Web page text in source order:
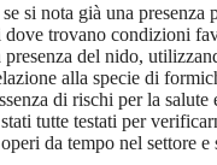
si nota già una
trovano condizioni
del nido,
alla specie di
di rischi per la salute
tutte testati per
da tempo nel settore